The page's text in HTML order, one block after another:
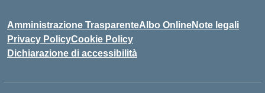
Amministrazione TrasparenteAlbo OnlineNote legali
Privacy PolicyCookie Policy
Dichiarazione di accessibilità